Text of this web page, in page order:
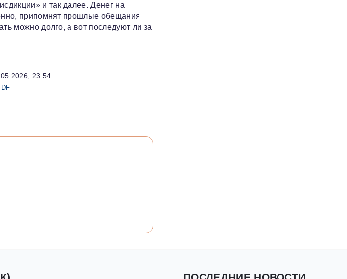
и так далее. Денег на
припомнят прошлые обещания
можно долго, а вот последуют ли за
23:54
ПОСЛЕДНИЕ НОВОСТИ